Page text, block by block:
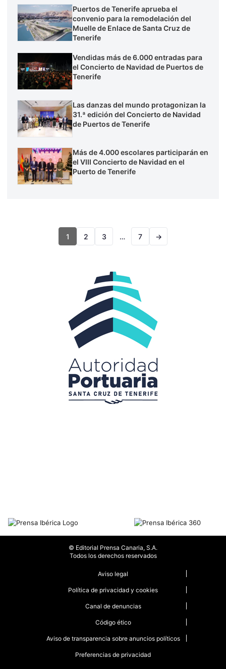
Puertos de Tenerife aprueba el
convenio para la remodelación del
Muelle de Enlace de Santa Cruz de
Tenerife
Vendidas más de 6.000 entradas para
el Concierto de Navidad de Puertos de
Tenerife
Las danzas del mundo protagonizan la
31.ª edición del Concierto de Navidad
de Puertos de Tenerife
Más de 4.000 escolares participarán en
el VIII Concierto de Navidad en el
Puerto de Tenerife
1 2 3 … 7 →
© Editorial Prensa Canaria, S.A.
Todos los derechos reservados
Aviso legal
Política de privacidad y cookies
Canal de denuncias
Código ético
Aviso de transparencia sobre anuncios políticos
Preferencias de privacidad